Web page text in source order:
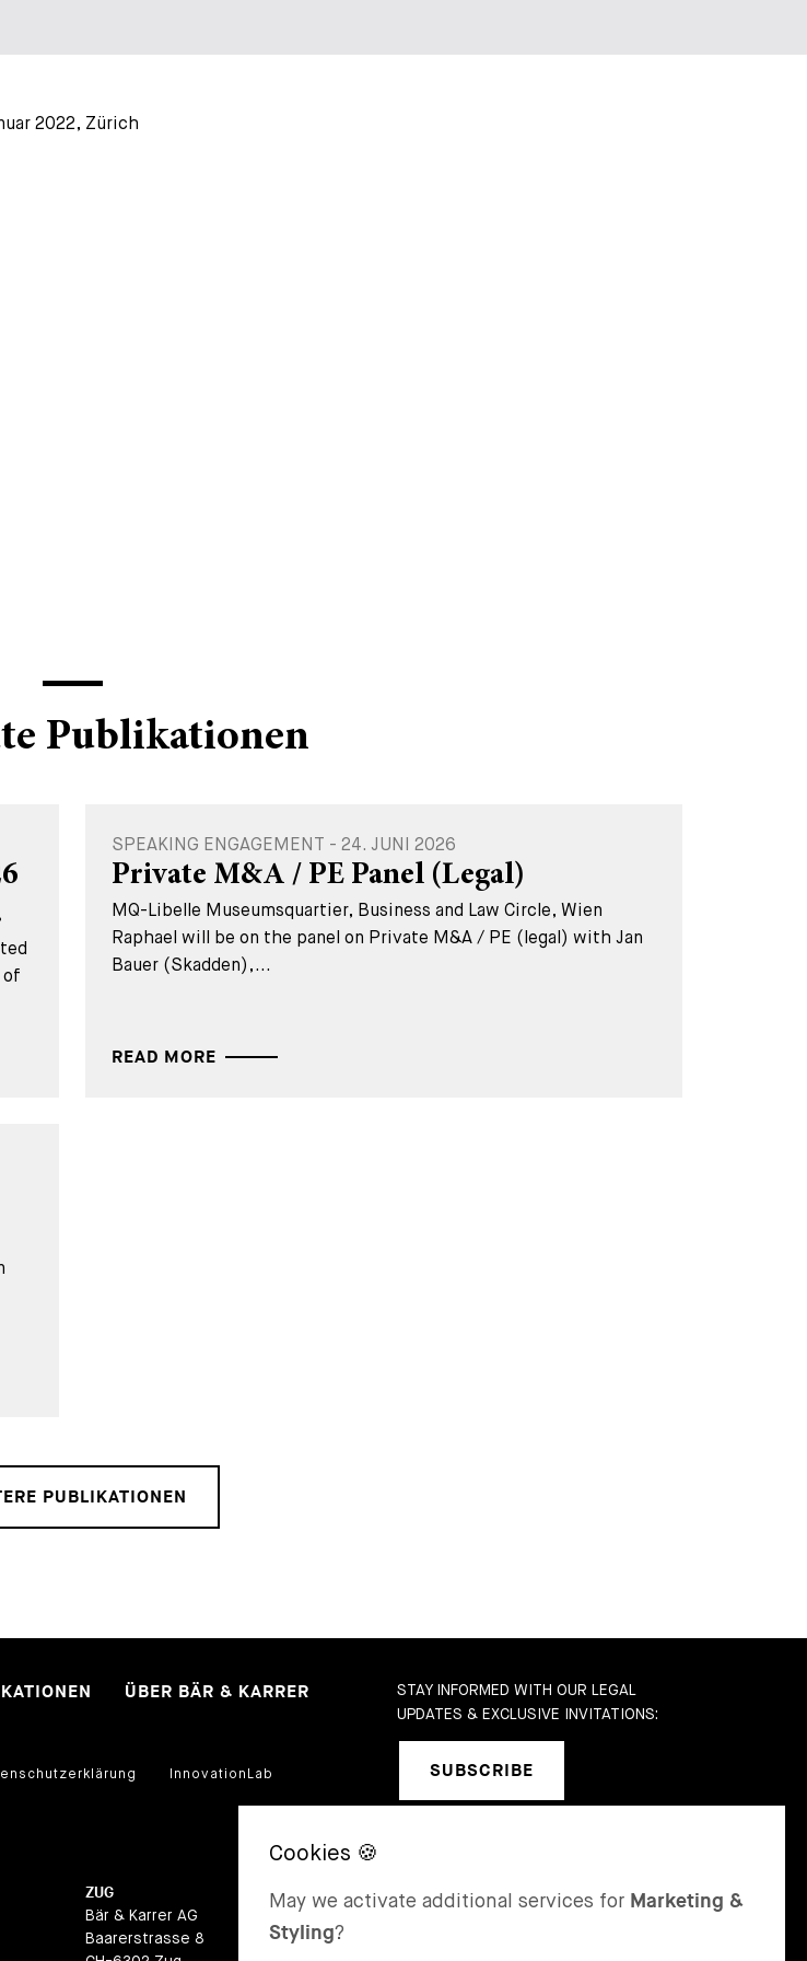
2022, Zürich
Publikationen
of
SPEAKING ENGAGEMENT - 24. JUNI 2026
Private M&A / PE Panel (Legal)
MQ-Libelle Museumsquartier, Business and Law Circle, Wien
Raphael will be on the panel on Private M&A / PE (legal) with Jan
Bauer (Skadden),...
READ MORE
PUBLIKATIONEN
ÜBER BÄR & KARRER
InnovationLab
STAY INFORMED WITH OUR LEGAL
UPDATES & EXCLUSIVE INVITATIONS:
SUBSCRIBE
ZUG
Bär & Karrer AG
Baarerstrasse 8
BASEL
Bär & Karrer AG
Lange Gasse 47
ST MORITZ
May we activate additional services for Marketing &
Styling?